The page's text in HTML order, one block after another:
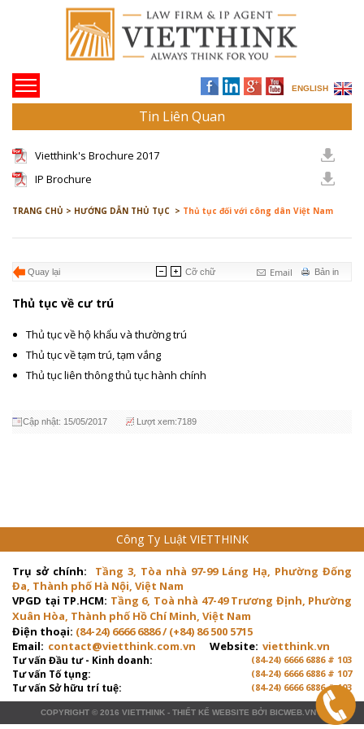
ENGLISH
Tin Liên Quan
Vietthink's Brochure 2017
IP Brochure
TRANG CHỦ > HƯỚNG DẪN THỦ TỤC > Thủ tục đối với công dân Việt Nam
Quay lại Bản in
Email
Cỡ chữ
Thủ tục về cư trú
Thủ tục về hộ khẩu và thường trú
Thủ tục về tạm trú, tạm vắng
Thủ tục liên thông thủ tục hành chính
Cập nhật: 15/05/2017 Lượt xem:7189
Công Ty Luật VIETTHINK
Trụ sở chính:
Tầng 3, Tòa nhà 97-99 Láng Hạ, Phường Đống
Đa, Thành phố Hà Nội, Việt Nam
VPGD tại TP.HCM: Tầng 6, Toà nhà 47-49 Trương Định, Phường
Xuân Hòa, Thành phố Hồ Chí Minh, Việt Nam
Điện thoại: (84-24) 6666 6886 / (+84) 86 500 5715
Email: contact@vietthink.com.vn Website: vietthink.vn
Tư vấn Đầu tư - Kinh doanh: (84-24) 6666 6886 # 103
Tư vấn Tố tụng: (84-24) 6666 6886 # 107
Tư vấn Sở hữu trí tuệ: (84-24) 6666 6886 # 103
COPYRIGHT © 2016 VIETTHINK - THIẾT KẾ WEBSITE BỞI BICWEB.VN™